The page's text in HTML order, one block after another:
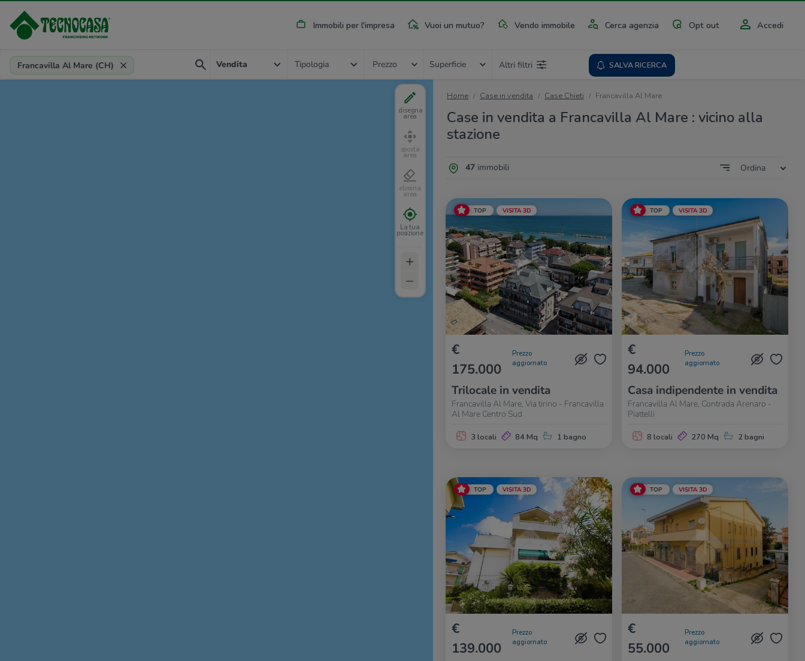
Immobili per l'impresa Vuoi un mutuo? Vendo immobile Cerca agenzia Opt out Accedi
Provincia, comune, zona, riferimento
Francavilla Al Mare (CH) Vendita Tipologia Prezzo Superficie Altri filtri SALVA RICERCA
Home Case in vendita Case Chieti Francavilla Al Mare
Case in vendita a Francavilla Al Mare : vicino alla
stazione
47immobili Ordina
TOP VISITA 3D
€
175.000
Prezzo
aggiornato
Trilocale in vendita
Francavilla Al Mare, Via tirino - Francavilla
Al Mare Centro Sud
3 locali 84 Mq 1 bagno
TOP VISITA 3D
€
94.000
Prezzo
aggiornato
Casa indipendente in vendita
Francavilla Al Mare, Contrada Arenaro -
Piattelli
8 locali 270 Mq 2 bagni
TOP VISITA 3D
€
139.000
Prezzo
aggiornato
TOP VISITA 3D
€
55.000
Prezzo
aggiornato
disegna
area
sposta
area
elimina
area
La tua
posizione
+
–